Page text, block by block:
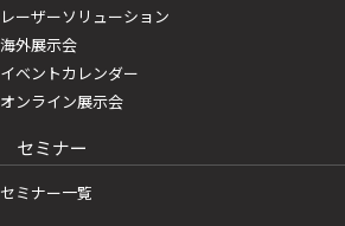
レーザーソリューション
海外展示会
イベントカレンダー
オンライン展示会
セミナー
セミナー一覧